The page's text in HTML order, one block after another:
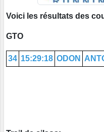
Voici les résultats des
GTO
34 15:29:18 ODON